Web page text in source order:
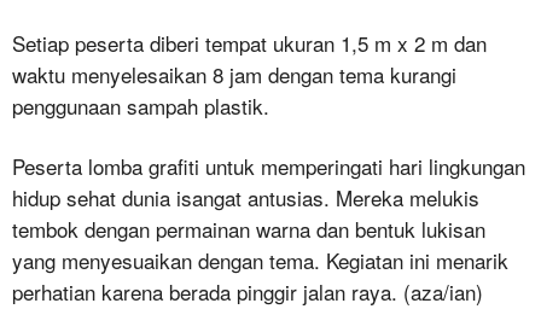
Setiap peserta diberi tempat ukuran 1,5 m x 2 m dan
waktu menyelesaikan 8 jam dengan tema kurangi
penggunaan sampah plastik.
Peserta lomba grafiti untuk memperingati hari lingkungan
hidup sehat dunia isangat antusias. Mereka melukis
tembok dengan permainan warna dan bentuk lukisan
yang menyesuaikan dengan tema. Kegiatan ini menarik
perhatian karena berada pinggir jalan raya. (aza/ian)